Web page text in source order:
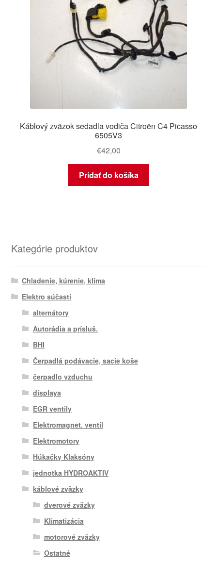
Káblový zväzok sedadla vodiča Citroën C4 Picasso
6505V3
€42,00
Pridať do košíka
Kategórie produktov
Chladenie, kúrenie, klíma
Elektro súčasti
alternátory
Autorádia a prísluš.
BHI
Čerpadlá podávacie, sacie koše
čerpadlo vzduchu
displaya
EGR ventily
Elektromagnet. ventil
Elektromotory
Húkačky Klaksóny
jednotka HYDROAKTIV
káblové zväzky
dverové zväzky
Klimatizácia
motorové zväzky
Ostatné